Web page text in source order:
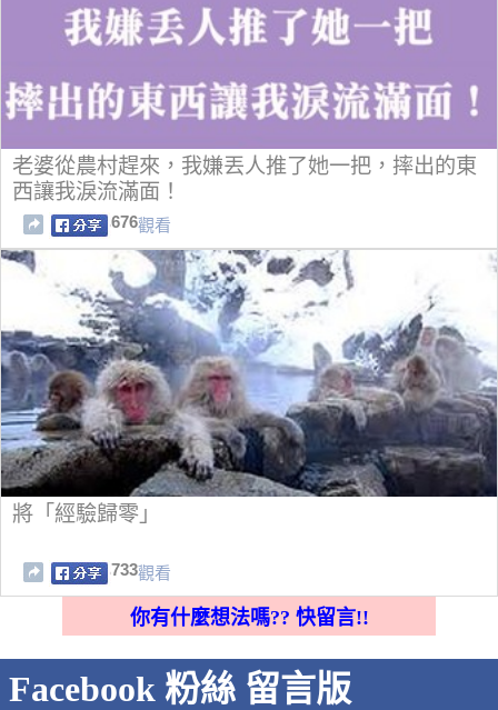
老婆從農村趕來，我嫌丟人推了她一把，摔出的東
西讓我淚流滿面！
676觀看
將「經驗歸零」
733觀看
你有什麼想法嗎?? 快留言!!
Facebook 粉絲 留言版